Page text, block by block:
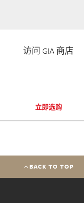
访问 GIA 商店
立即选购
BACK TO TOP